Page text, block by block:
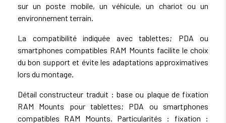
sur un poste mobile, un véhicule, un chariot ou un
environnement terrain.
La compatibilité indiquée avec tablettes; PDA ou
smartphones compatibles RAM Mounts facilite le choix
du bon support et évite les adaptations approximatives
lors du montage.
Détail constructeur traduit : base ou plaque de fixation
RAM Mounts pour tablettes; PDA ou smartphones
compatibles RAM Mounts. Particularités : fixation :